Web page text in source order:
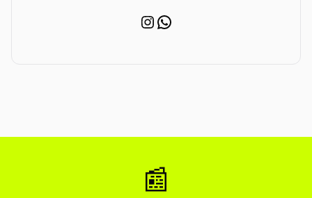
Instagram
WhatsApp
📰